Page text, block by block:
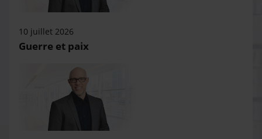
10 juillet 2026
Guerre et paix